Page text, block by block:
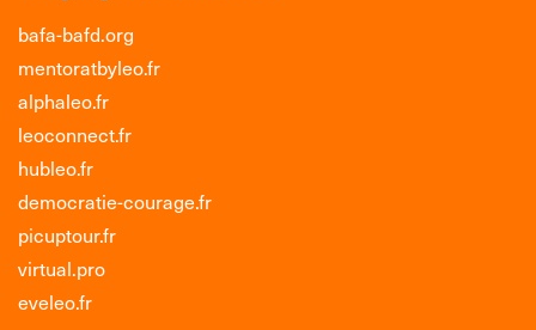
bafa-bafd.org
mentoratbyleo.fr
alphaleo.fr
leoconnect.fr
hubleo.fr
democratie-courage.fr
picuptour.fr
virtual.pro
eveleo.fr